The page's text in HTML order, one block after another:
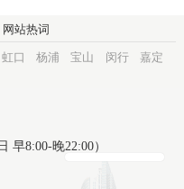
网站热词
虹口 杨浦 宝山 闵行
嘉定
早8:00-晚22:00）